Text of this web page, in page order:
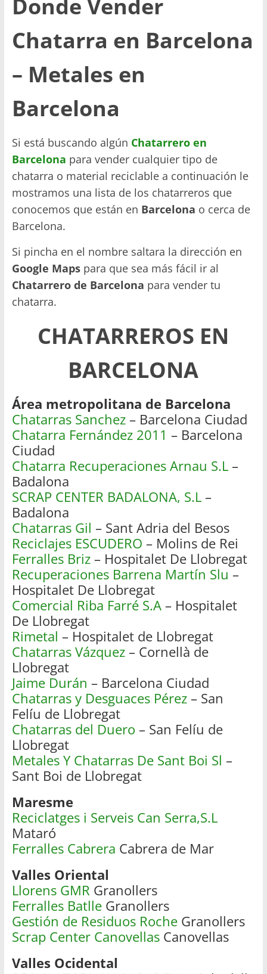
Donde Vender
Chatarra en Barcelona
– Metales en
Barcelona
Si está buscando algún Chatarrero en
Barcelona para vender cualquier tipo de
chatarra o material reciclable a continuación le
mostramos una lista de los chatarreros que
conocemos que están en Barcelona o cerca de
Barcelona.
Si pincha en el nombre saltara la dirección en
Google Mapspara que sea más fácil ir al
Chatarrero de Barcelona para vender tu
chatarra.
CHATARREROS EN
BARCELONA
Área metropolitana de Barcelona
Chatarras Sanchez– Barcelona Ciudad
Chatarra Fernández 2011 – Barcelona
Ciudad
Chatarra Recuperaciones Arnau S.L–
Badalona
SCRAP CENTER BADALONA, S.L–
Badalona
Chatarras Gil – Sant Adria del Besos
Reciclajes ESCUDERO – Molins de Rei
Ferralles Briz– Hospitalet De Llobregat
Recuperaciones Barrena Martín Slu –
Hospitalet De Llobregat
Comercial Riba Farré S.A– Hospitalet
De Llobregat
Rimetal – Hospitalet de Llobregat
Chatarras Vázquez– Cornellà de
Llobregat
Jaime Durán – Barcelona Ciudad
Chatarras y Desguaces Pérez– San
Felíu de Llobregat
Chatarras del Duero – San Felíu de
Llobregat
Metales Y Chatarras De Sant Boi Sl –
Sant Boi de Llobregat
Maresme
Reciclatges i Serveis Can Serra,S.L
Mataró
Ferralles Cabrera Cabrera de Mar
Valles Oriental
Llorens GMR Granollers
Ferralles BatlleGranollers
Gestión de Residuos RocheGranollers
Scrap Center CanovellasCanovellas
Valles Ocidental